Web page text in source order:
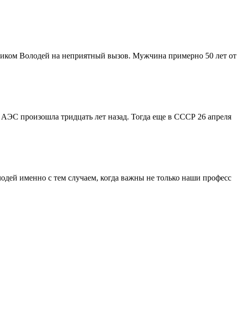
Володей на неприятный вызов. Мужчина примерно 50 лет от
произошла тридцать лет назад. Тогда еще в СССР 26 апреля
именно с тем случаем, когда важны не только наши професс